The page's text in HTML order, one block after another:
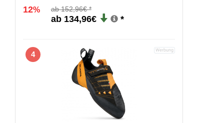
12% 152,96€
134,96€
4